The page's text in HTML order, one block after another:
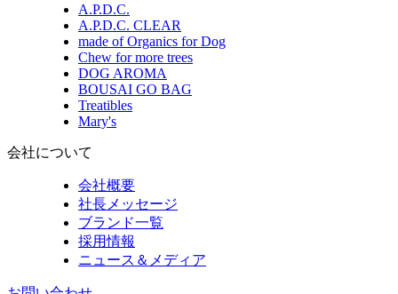
A.P.D.C.
A.P.D.C. CLEAR
made of Organics for Dog
Chew for more trees
DOG AROMA
BOUSAI GO BAG
Treatibles
Mary's
会社について
会社概要
社長メッセージ
ブランド一覧
採用情報
ニュース＆メディア